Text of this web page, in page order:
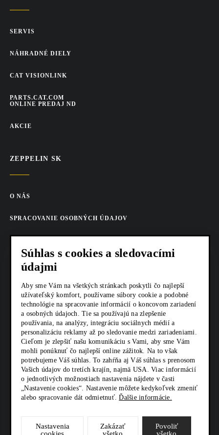
SERVIS
NÁHRADNÉ DIELY
CAT VISIONLINK
PARTS.CAT.COM
ONLINE PREDAJ ND
AKCIE
ZEPPELIN SK
O NÁS
SPRACOVANIE OSOBNÝCH ÚDAJOV
AKTUALITY
KARIÉRA
Z SHOP
KONTAKTY
SOCIÁLNE SIETE
Súhlas s cookies a sledovacími
údajmi
Aby sme Vám na všetkých stránkach poskytli čo najlepší
užívateľský komfort, používame súbory cookie a podobné
technológie na spracovanie informácií o koncovom zariadení
a osobných údajoch. Tie sa používajú na zlepšenie
používania, na analýzy, integráciu sociálnych médií a
personalizáciu reklamy až po sledovanie medzi zariadeniami.
Cieľom je zlepšiť našu komunikáciu s Vami, aby sme Vám
mohli ponúknuť čo najlepší online zážitok. Na to však
potrebujeme Váš súhlas. To zahŕňa aj Váš súhlas s prenosom
Vašich údajov do tretích krajín, najmä USA. Viac informácií
o jednotlivých možnostiach nastavenia nájdete v časti
„Nastavenie cookies“. Nastavenie môžete kedykoľvek zmeniť
alebo spracovanie dát odmietnuť.Ďalšie informácie.
Nastavenia
Zakázať
Povoliť